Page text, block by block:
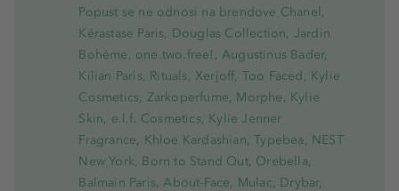
Popust se ne odnosi na brendove Chanel,
Kérastase Paris, Douglas Collection, Jardin
Bohème, one.two.free!, Augustinus Bader,
Kilian Paris, Rituals, Xerjoff, Too Faced, Kylie
Cosmetics, Zarkoperfume, Morphe, Kylie
Skin, e.l.f. Cosmetics, Kylie Jenner
Fragrance, Khloe Kardashian, Typebea, NEST
New York, Born to Stand Out, Orebella,
Balmain Paris, About-Face, Mulac, Drybar,